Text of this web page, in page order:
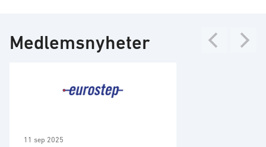
Medlemsnyheter
11 sep 2025